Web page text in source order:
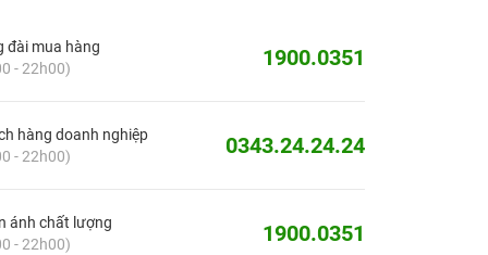
đài mua hàng
- 22h00)
1900.0351
hàng doanh nghiệp
- 22h00)
0343.24.24.24
ánh chất lượng
- 22h00)
1900.0351